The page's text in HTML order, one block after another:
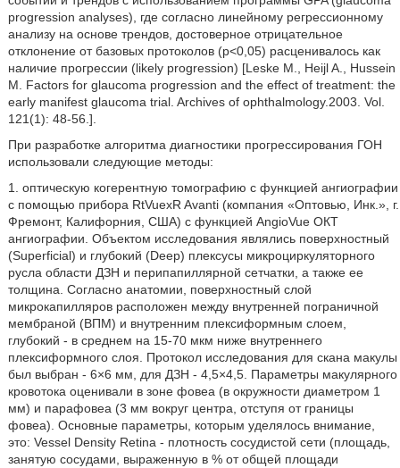
progression analyses), где согласно линейному регрессионному
анализу на основе трендов, достоверное отрицательное
отклонение от базовых протоколов (р<0,05) расценивалось как
наличие прогрессии (likely progression) [Leske М., Heijl A., Hussein
М. Factors for glaucoma progression and the effect of treatment: the
early manifest glaucoma trial. Archives of ophthalmology.2003. Vol.
121(1): 48-56.].
При разработке алгоритма диагностики прогрессирования ГОН
использовали следующие методы:
1. оптическую когерентную томографию с функцией ангиографии
с помощью прибора RtVuexR Avanti (компания «Оптовью, Инк.», г.
Фремонт, Калифорния, США) с функцией AngioVue ОКТ
ангиографии. Объектом исследования являлись поверхностный
(Superficial) и глубокий (Deep) плексусы микроциркуляторного
русла области ДЗН и перипапиллярной сетчатки, а также ее
толщина. Согласно анатомии, поверхностный слой
микрокапилляров расположен между внутренней пограничной
мембраной (ВПМ) и внутренним плексиформным слоем,
глубокий - в среднем на 15-70 мкм ниже внутреннего
плексиформного слоя. Протокол исследования для скана макулы
был выбран - 6×6 мм, для ДЗН - 4,5×4,5. Параметры макулярного
кровотока оценивали в зоне фовеа (в окружности диаметром 1
мм) и парафовеа (3 мм вокруг центра, отступя от границы
фовеа). Основные параметры, которым уделялось внимание,
это: Vessel Density Retina - плотность сосудистой сети (площадь,
занятую сосудами, выраженную в % от общей площади